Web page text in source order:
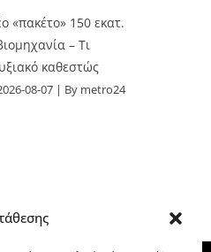
«πακέτο» 150 εκατ.
– Τι
καθεστώς
08-07 By metro24